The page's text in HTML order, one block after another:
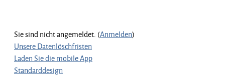
Sie sind nicht angemeldet. (Anmelden)
Unsere Datenlöschfristen
Laden Sie die mobile App
Standarddesign